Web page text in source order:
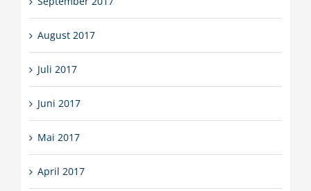
August 2017
Juli 2017
Juni 2017
Mai 2017
April 2017